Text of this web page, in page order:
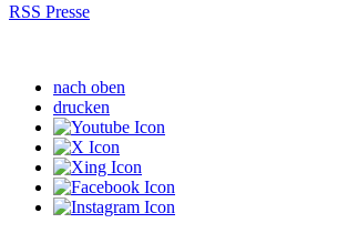
RSS Presse
nach oben
drucken